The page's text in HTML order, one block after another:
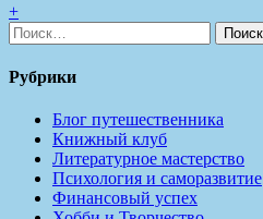
+
Найти:
Рубрики
Блог путешественника
Книжный клуб
Литературное мастерство
Психология и саморазвитие
Финансовый успех